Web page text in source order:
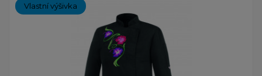
Vlastní výšivka